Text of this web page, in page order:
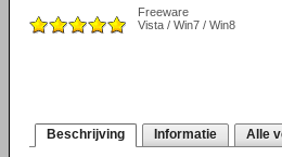
Freeware
Vista / Win7 / Win8
Beschrijving Informatie Alle